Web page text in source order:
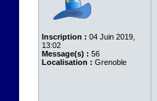
Inscription : 04 Juin 2019,
13:02
Message(s) : 56
Localisation : Grenoble